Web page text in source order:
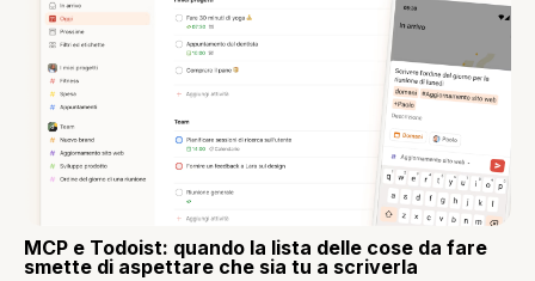
MCP e Todoist: quando la lista delle cose da fare
smette di aspettare che sia tu a scriverla